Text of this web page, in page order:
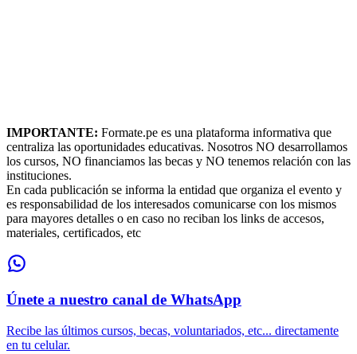
IMPORTANTE: Formate.pe es una plataforma informativa que
centraliza las oportunidades educativas. Nosotros NO desarrollamos
los cursos, NO financiamos las becas y NO tenemos relación con las
instituciones.
En cada publicación se informa la entidad que organiza el evento y
es responsabilidad de los interesados comunicarse con los mismos
para mayores detalles o en caso no reciban los links de accesos,
materiales, certificados, etc
Únete a nuestro canal de WhatsApp
Recibe las últimos cursos, becas, voluntariados, etc... directamente
en tu celular.